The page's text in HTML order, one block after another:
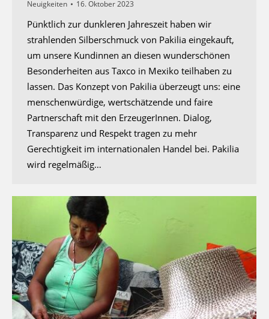
Klicken Sie auf den Button, um den Inhalt von
maps.googleapis.comzu laden.
Dabei werden ggf. Cookies gesetzt, dieGoogle Maps
eine Analyse Ihrer Benutzung unserer Internetseite
Neuigkeiten 16. Oktober 2023
Pünktlich zur dunkleren Jahreszeit haben wir
strahlenden Silberschmuck von Pakilia eingekauft,
um unsere Kundinnen an diesen wunderschönen
Besonderheiten aus Taxco in Mexiko teilhaben zu
lassen. Das Konzept von Pakilia überzeugt uns: eine
menschenwürdige, wertschätzende und faire
Partnerschaft mit den ErzeugerInnen. Dialog,
Transparenz und Respekt tragen zu mehr
Gerechtigkeit im internationalen Handel bei. Pakilia
wird regelmäßig…